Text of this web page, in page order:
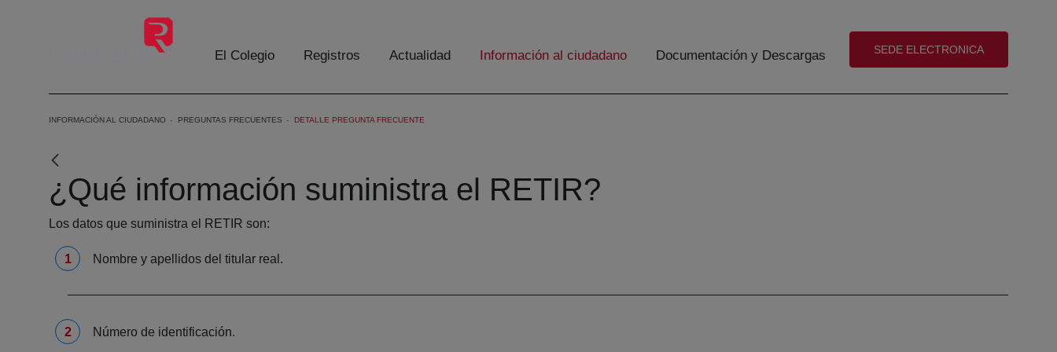
El Colegio Registros Actualidad Información al ciudadano Documentación y Descargas (abre en nueva ventana)
SEDE ELECTRONICA
INFORMACIÓN AL CIUDADANO PREGUNTAS FRECUENTES DETALLE PREGUNTA FRECUENTE
¿Qué información suministra el RETIR?
Los datos que suministra el RETIR son:
Nombre y apellidos del titular real.
Número de identificación.